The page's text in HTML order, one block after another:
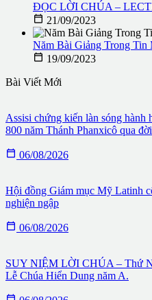
ĐỌC LỜI CHÚA –
 21/09/2023
Năm Bài Giảng Trong Tin
 19/09/2023
Bài Viết Mới
Assisi chứng kiến làn sóng
800 năm Thánh Phanxicô qua đời
 06/08/2026
Hội đồng Giám mục Mỹ Latinh
nghiện ngập
 06/08/2026
SUY NIỆM LỜI CHÚA – Thứ
Lễ Chúa Hiển Dung năm A.